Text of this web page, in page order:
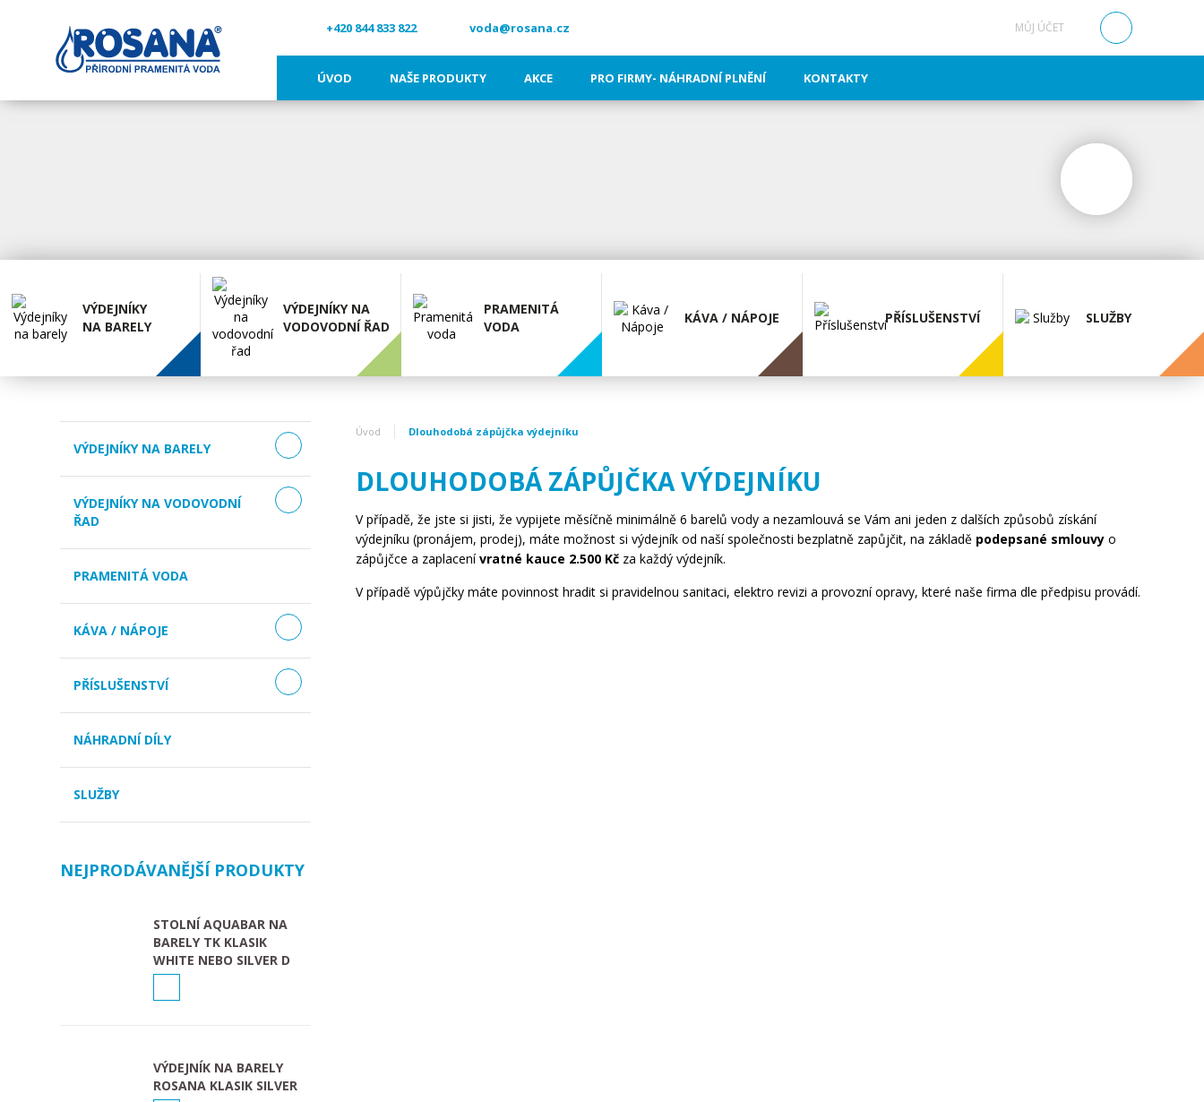
+420 844 833 822 voda@rosana.cz MŮJ ÚČET
ÚVOD NAŠE PRODUKTY AKCE PRO FIRMY- NÁHRADNÍ PLNĚNÍ KONTAKTY
VÝDEJNÍKY
NA BARELY
VÝDEJNÍKY NA
VODOVODNÍ ŘAD
PRAMENITÁ
VODA
KÁVA / NÁPOJE PŘÍSLUŠENSTVÍ SLUŽBY
VÝDEJNÍKY NA BARELY
VÝDEJNÍKY NA VODOVODNÍ
ŘAD
PRAMENITÁ VODA
KÁVA / NÁPOJE
PŘÍSLUŠENSTVÍ
NÁHRADNÍ DÍLY
SLUŽBY
NEJPRODÁVANĚJŠÍ PRODUKTY
STOLNÍ AQUABAR NA
BARELY TK KLASIK
WHITE NEBO SILVER D
VÝDEJNÍK NA BARELY
ROSANA KLASIK SILVER
Úvod Dlouhodobá zápůjčka výdejníku
DLOUHODOBÁ ZÁPŮJČKA VÝDEJNÍKU
V případě, že jste si jisti, že vypijete měsíčně minimálně 6 barelů vody a nezamlouvá se Vám ani jeden z dalších způsobů získání
výdejníku (pronájem, prodej), máte možnost si výdejník od naší společnosti bezplatně zapůjčit, na základě podepsané smlouvyo
zápůjčce a zaplacenívratné kauce 2.500 Kč za každý výdejník.
V případě výpůjčky máte povinnost hradit si pravidelnou sanitaci, elektro revizi a provozní opravy, které naše firma dle předpisu provádí.